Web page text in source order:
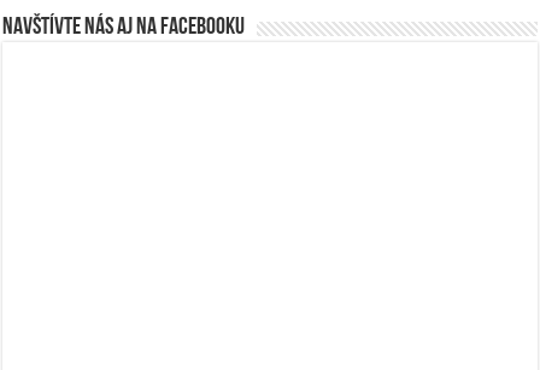
Navštívte nás aj na Facebooku